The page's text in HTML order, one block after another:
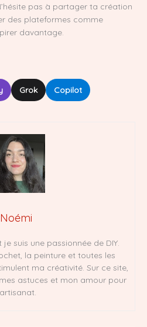
pas à partager ta création
des plateformes comme
davantage.
Grok Copilot
Noémi
suis une passionnée de DIY.
la peinture et toutes les
ma créativité. Sur ce site,
astuces et mon amour pour